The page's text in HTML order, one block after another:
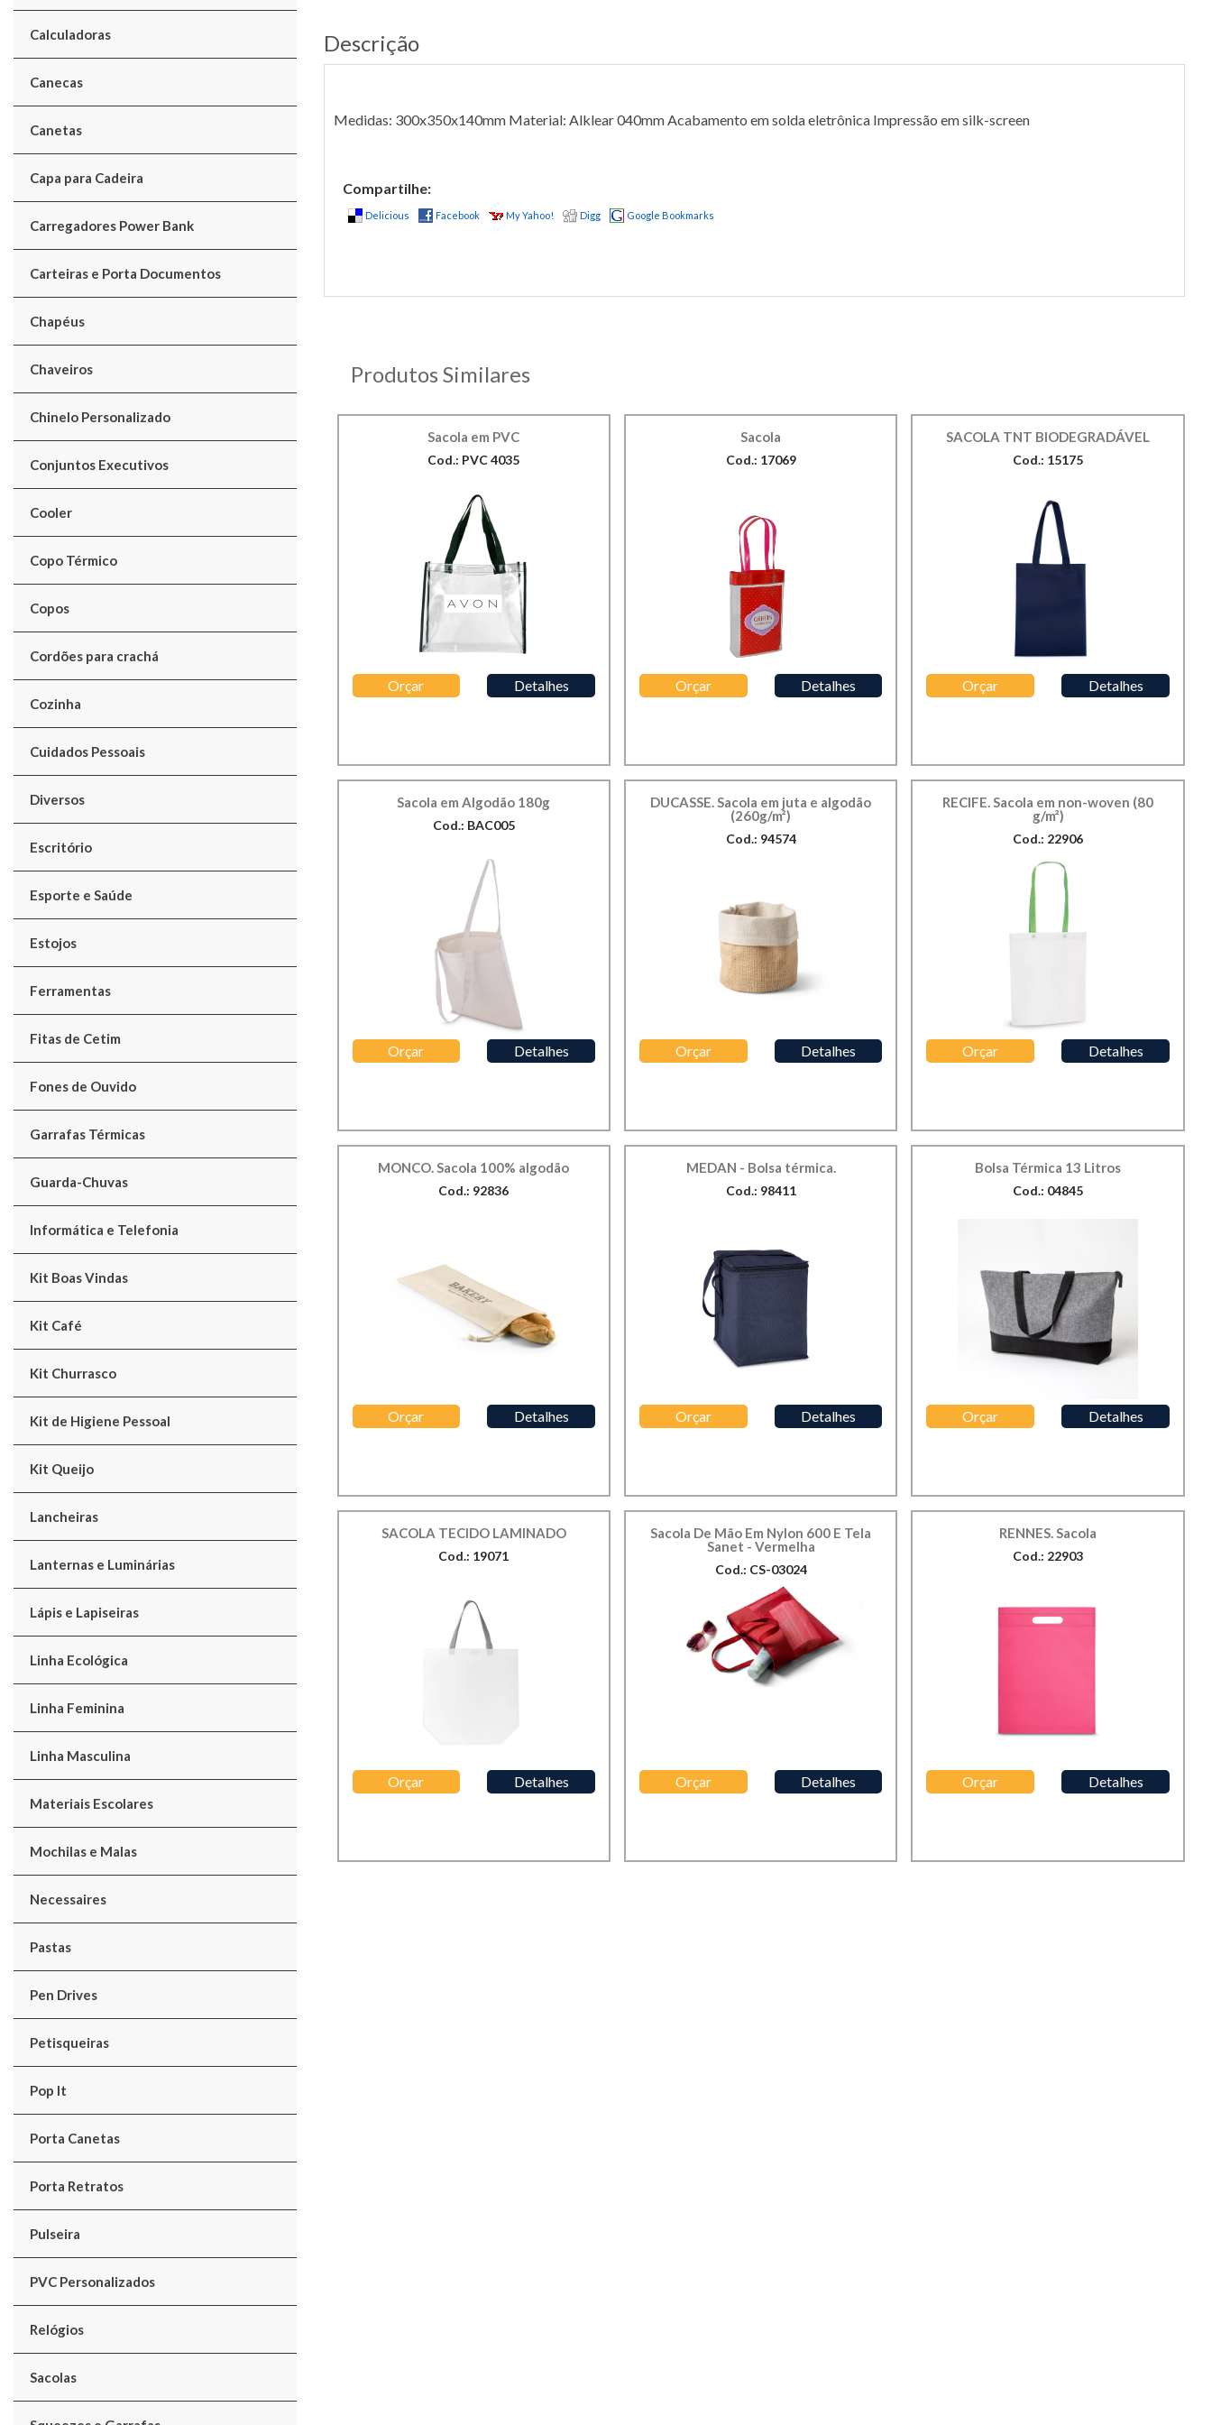
Calculadoras
Canecas
Canetas
Capa para Cadeira
Carregadores Power Bank
Carteiras e Porta Documentos
Chapéus
Chaveiros
Chinelo Personalizado
Conjuntos Executivos
Cooler
Copo Térmico
Copos
Cordões para crachá
Cozinha
Cuidados Pessoais
Diversos
Escritório
Esporte e Saúde
Estojos
Ferramentas
Fitas de Cetim
Fones de Ouvido
Garrafas Térmicas
Guarda-Chuvas
Informática e Telefonia
Kit Boas Vindas
Kit Café
Kit Churrasco
Kit de Higiene Pessoal
Kit Queijo
Lancheiras
Lanternas e Luminárias
Lápis e Lapiseiras
Linha Ecológica
Linha Feminina
Linha Masculina
Materiais Escolares
Mochilas e Malas
Necessaires
Pastas
Pen Drives
Petisqueiras
Pop It
Porta Canetas
Porta Retratos
Pulseira
PVC Personalizados
Relógios
Sacolas
Descrição
Medidas: 300x350x140mm Material: Alklear 040mm Acabamento em solda eletrônica Impressão em silk-screen
Compartilhe:
Delicious Facebook My Yahoo! Digg Google Bookmarks
Produtos Similares
Sacola em PVC
Cod.: PVC 4035
Orçar Detalhes
Sacola
Cod.: 17069
Orçar Detalhes
SACOLA TNT BIODEGRADÁVEL
Cod.: 15175
Orçar Detalhes
Sacola em Algodão 180g
Cod.: BAC005
Orçar Detalhes
DUCASSE. Sacola em juta e algodão
(260g/m²)
Cod.: 94574
Orçar Detalhes
RECIFE. Sacola em non-woven (80
g/m²)
Cod.: 22906
Orçar Detalhes
MONCO. Sacola 100% algodão
Cod.: 92836
Orçar Detalhes
MEDAN - Bolsa térmica.
Cod.: 98411
Orçar Detalhes
Bolsa Térmica 13 Litros
Cod.: 04845
Orçar Detalhes
SACOLA TECIDO LAMINADO
Cod.: 19071
Orçar Detalhes
Sacola De Mão Em Nylon 600 E Tela
Sanet - Vermelha
Cod.: CS-03024
Orçar Detalhes
RENNES. Sacola
Cod.: 22903
Orçar Detalhes